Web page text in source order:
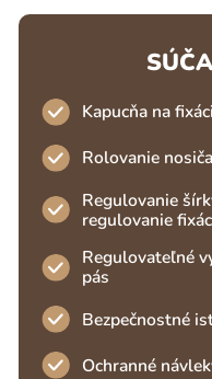
Kapucňa na
Rolovanie
Regulovanie
regulovanie
Regulovateľné
pás
Bezpečnostné
Ochranné